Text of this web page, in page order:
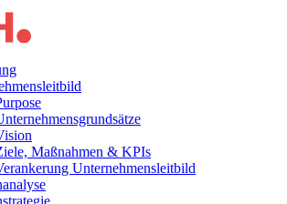
Maßnahmen & KPIs
Unternehmensleitbild